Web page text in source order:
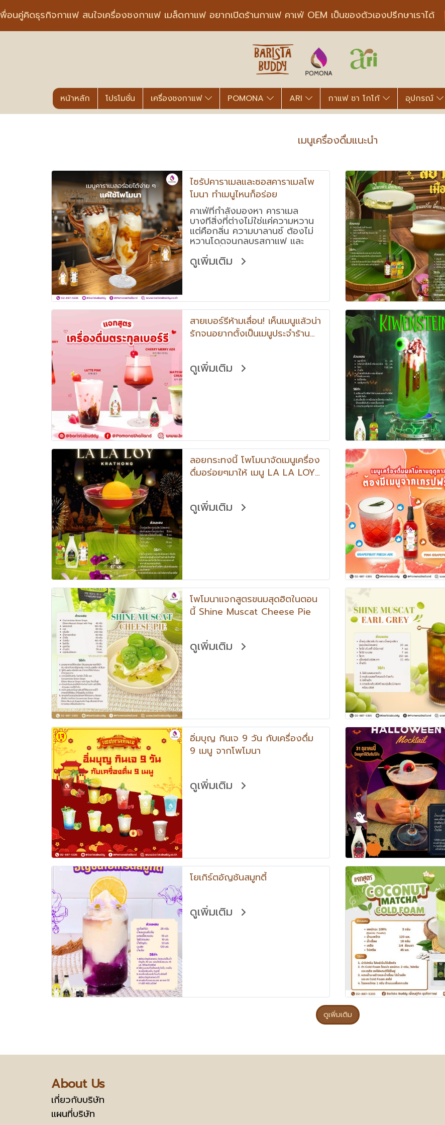
นคู่คิดธุรกิจกาแฟ สนใจเครื่องชงกาแฟ เมล็ดกาแฟ อยากเปิดร้านกาแฟ คาเฟ่ OEM เป็นของตัวเองปรึกษาเราได้
หน้าหลัก โปรโมชั่น เครื่องชงกาแฟ POMONA ARI กาแฟ ชา โกโก้ อุปกรณ์
เมนูเครื่องดื่มแนะนำ
ไซรัปคาราเมลและซอสคาราเมลโพ
โมนา ทำเมนูไหนก็อร่อย
คาเฟ่ที่กำลังมองหา คาราเมล
บางทีสิ่งที่ต่างไม่ใช่แค่ความหวาน
แต่คือกลิ่น ความบาลานซ์ ต้องไม่
หวานโดดจนกลบรสกาแฟ และ
รสชาติที่ทำให้ลูกค้าจำได้
ดูเพิ่มเติม
สายเบอร์รีห้ามเลื่อน! เห็นเมนูแล้วน่า
รักจนอยากตั้งเป็นเมนูประจำร้าน
ลูกค้าก็อดใจไม่สั่งไม่ได้ จัดไปเลย
4 เมนู ทั้งน่ารักทั้งอร่อย
ดูเพิ่มเติม
ลอยกระทงนี้ โพโมนาจัดเมนูเครื่อง
ดื่มอร่อยๆมาให้ เมนู LA LA LOY
ดูเพิ่มเติม
โพโมนาแจกสูตรขนมสุดฮิตในตอน
นี้ Shine Muscat Cheese Pie
ดูเพิ่มเติม
อิ่มบุญ กินเจ 9 วัน กับเครื่องดื่ม
9 เมนู จากโพโมนา
ดูเพิ่มเติม
โยเกิร์ตอัญชันสมูทตี้
ดูเพิ่มเติม
ดูเพิ่มเติม
About Us
เกี่ยวกับบริษัท
แผนที่บริษัท